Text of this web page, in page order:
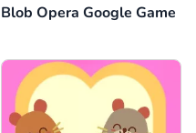
Blob Opera Google Game